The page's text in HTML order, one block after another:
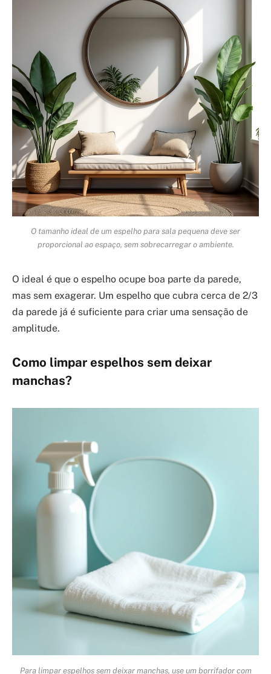
O tamanho ideal de um espelho para sala pequena deve ser
proporcional ao espaço, sem sobrecarregar o ambiente.
O ideal é que o espelho ocupe boa parte da parede,
mas sem exagerar. Um espelho que cubra cerca de 2/3
da parede já é suficiente para criar uma sensação de
amplitude.
Como limpar espelhos sem deixar
manchas?
Para limpar espelhos sem deixar manchas, use um borrifador com